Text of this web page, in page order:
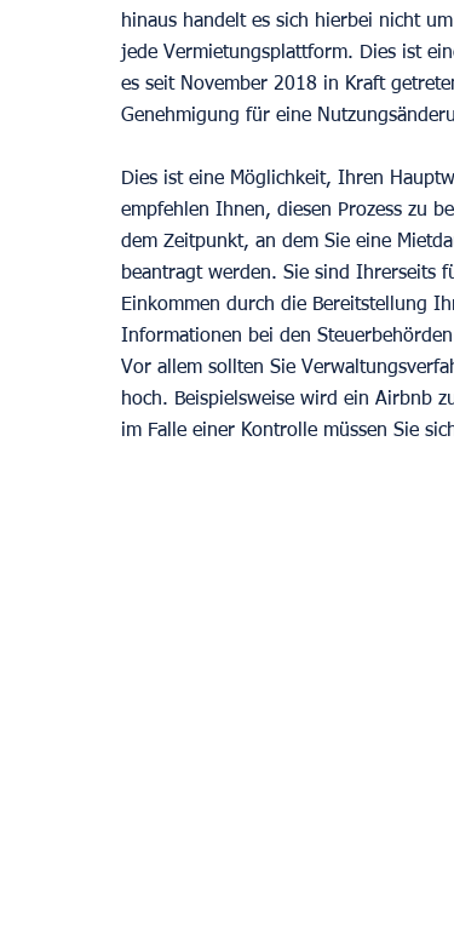
hinaus handelt es sich hierbei nicht
jede Vermietungsplattform. Dies ist
es seit November 2018 in Kraft
Genehmigung für eine
Dies ist eine Möglichkeit, Ihren
empfehlen Ihnen, diesen Prozess zu
dem Zeitpunkt, an dem Sie eine
beantragt werden. Sie sind Ihrerseits
Einkommen durch die Bereitstellung
Informationen bei den
Vor allem sollten Sie
hoch. Beispielsweise wird ein Airbnb
im Falle einer Kontrolle müssen Sie